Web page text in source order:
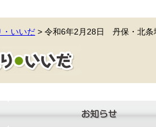
ニ
ら
・いいだ > 令和6年2月28日 丹保・北条